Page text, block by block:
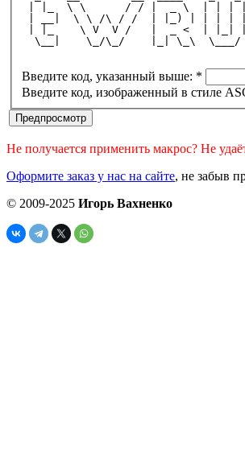
| |_  \ \      / / |  _ \  | | | | |
| __|  \ \ /\ / /  | |_) | | | | |
| |_    \ V  V /   |  _ <  | |_| |
\__|    \_/\_/    |_| \_\  \___/
Введите код, указанный выше: *
Введите код, изображенный в стиле
Не получается применить макрос? Не
Оформите заказ у нас на сайте, не забыв
© 2009-2025 Игорь Вахненко